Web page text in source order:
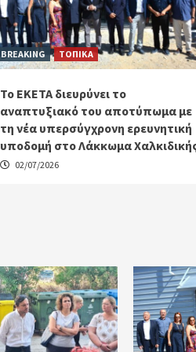
BREAKING ΤΟΠΙΚΑ
Το ΕΚΕΤΑ διευρύνει το
αναπτυξιακό του αποτύπωμα με
τη νέα υπερσύγχρονη ερευνητική
υποδομή στο Λάκκωμα
02/07/2026